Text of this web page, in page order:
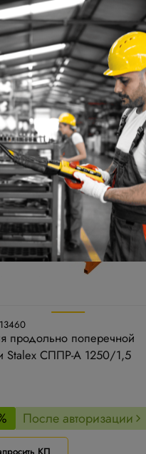
₽
После авторизации
корзину Запросить КП
продольно поперечной
Stalex СППР-А 1250/1,5
После авторизации
КП